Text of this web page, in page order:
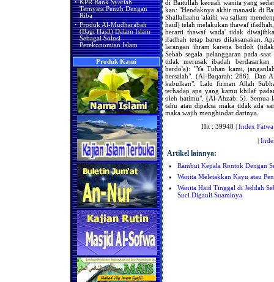
· KPR Bank Syariah
Ternyata Penuh Dengan
Riba
· Produk Al-Mudharabah
(Bagi Hasil) Dalam Islam
Sebagai Solusi
Perekonomian Islam
Produk Kami
di Baitullah kecuali wanita yang
kan: "Hendaknya akhir manasik di
Shallallaahu 'alaihi wa sallam
haid) telah melakukan thawaf
berarti thawaf wada' tidak
ifadhah tetap harus dilaksanakan.
larangan ihram karena bodoh
Sebab segala pelanggaran pada
tidak merusak ibadah
berdo'a): "Ya Tuhan kami,
bersalah". (Al-Baqarah: 286). Dan
kabulkan". Lalu firman Allah
terhadap apa yang kamu khilaf
oleh hatimu". (Al-Ahzab: 5). Semua
tahu atau dipaksa maka tidak ada
maka wajib menghindar darinya.
Hit : 39948 | Index Fatwa
|
Artikel lainnya:
Rambut Kepala Rontok Dengan
Wanita Meletakkan Kayu atau
Wanita Haid Tinggal di Jeddah
Suci Digauli Suaminya